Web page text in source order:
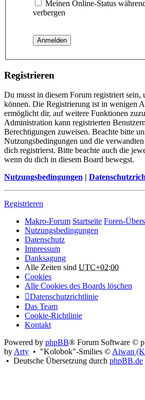
Meinen Online-Status
verbergen
Registrieren
Du musst in diesem Forum registriert sein,
können. Die Registrierung ist in wenigen
ermöglicht dir, auf weitere Funktionen
Administration kann registrierten
Berechtigungen zuweisen. Beachte bitte
Nutzungsbedingungen und die
dich registrierst. Bitte beachte auch die
wenn du dich in diesem Board bewegst.
Nutzungsbedingungen |
Registrieren
Makro-Forum Startseite Foren-
Nutzungsbedingungen
Datenschutz
Impressum
Danksagung
Alle Zeiten sind UTC+02:00
Cookies
Alle Cookies des Boards löschen
Datenschutzrichtlinie
Das Team
Cookie-Richtlinie
Kontakt
Powered by phpBB® Forum Software ©
byArty • "Kolobok"-Smilies ©Aiwan
• Deutsche Übersetzung durch phpBB.de